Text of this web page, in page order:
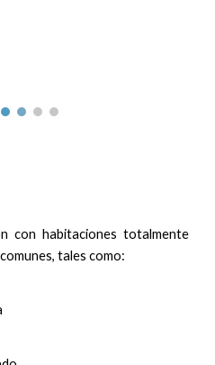
con habitaciones totalmente
tales como: